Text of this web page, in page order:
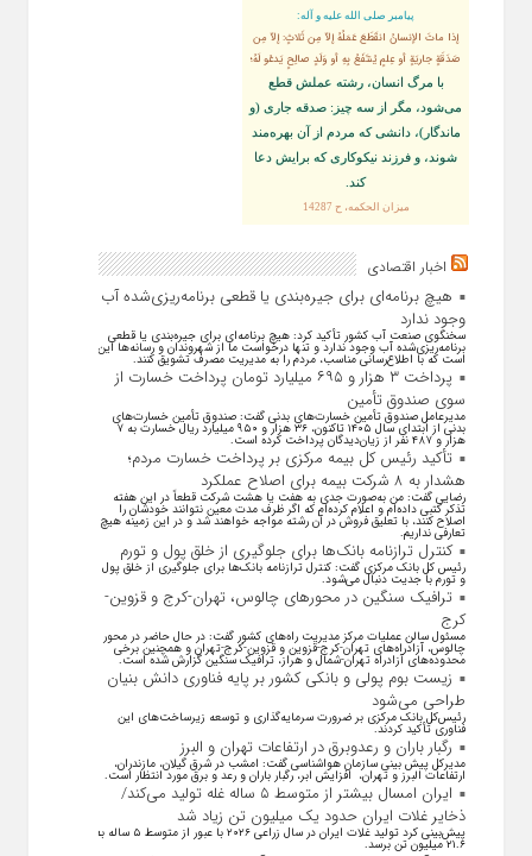
پيامبر صلى‏ الله‏ عليه ‏و‏ آله:
إذا ماتَ الإنسانُ انقَطَعَ عَمَلُهُ إلاّ مِن ثَلاثٍ: إلاّ مِن
صَدَقَةٍ جاريَةٍ أو عِلمٍ يُنتَفَعُ بِهِ أو وَلَدٍ صالِحٍ يَدعُو لَهُ؛
با مرگ انسان، رشته عملش قطع
مى‌شود، مگر از سه چيز: صدقه جارى (و
ماندگار)، دانشى كه مردم از آن بهره‏‌مند
شوند، و فرزند نيكوكارى كه برايش دعا
كند.
ميزان الحكمه، ح 14287
اخبار اقتصادی
هیچ برنامه‌ای برای جیره‌بندی یا قطعی برنامه‌ریزی‌شده آب
وجود ندارد
سخنگوی صنعت آب کشور تأکید کرد: هیچ برنامه‌ای برای جیره‌بندی یا قطعی
برنامه‌ریزی‌شده آب وجود ندارد و تنها درخواست ما از شهروندان و رسانه‌ها این
است که با اطلاع‌رسانی مناسب، مردم را به مدیریت مصرف تشویق کنند.
پرداخت ۳ هزار و ۶۹۵ میلیارد تومان پرداخت خسارت از
سوی صندوق تأمین
مدیرعامل صندوق تأمین خسارت‌های بدنی گفت: صندوق تأمین خسارت‌های
بدنی از ابتدای سال ۱۴۰۵ تاکنون، ۳۶ هزار و ۹۵۰ میلیارد ریال خسارت به ۷
هزار و ۴۸۷ نفر از زیان‌دیدگان پرداخت کرده است.
تأکید رئیس کل بیمه مرکزی بر پرداخت خسارت مردم؛
هشدار به ۸ شرکت‌ بیمه برای اصلاح عملکرد
رضایی گفت: من به‌صورت جدی به هفت یا هشت شرکت قطعاً در این هفته
تذکر کتبی داده‌ام و اعلام کرده‌ام که اگر ظرف مدت معین نتوانند خودشان را
اصلاح کنند، با تعلیق فروش در آن رشته مواجه خواهند شد و در این زمینه هیچ
تعارفی نداریم.
کنترل ترازنامه بانک‌ها برای جلوگیری از خلق پول و تورم
رئیس کل بانک مرکزی گفت: کنترل ترازنامه بانک‌ها برای جلوگیری از خلق پول
و تورم با جدیت دنبال می‌شود.
ترافیک سنگین در محورهای چالوس، تهران-کرج و قزوین-
کرج
مسئول سالن عملیات مرکز مدیریت راه‌های کشور گفت: در حال حاضر در محور
چالوس، آزادراه‌های تهران-کرج-قزوین و قزوین-کرج-تهران و همچنین برخی
محدوده‌های آزادراه تهران-شمال و هراز، ترافیک سنگین گزارش شده است.
زیست بوم پولی و بانکی کشور بر پایه فناوری دانش بنیان
طراحی می‌شود
رئیس‌کل بانک مرکزی بر ضرورت سرمایه‌گذاری و توسعه زیرساخت‌های این
فناوری تأکید کردند.
رگبار باران و رعدوبرق در ارتفاعات تهران و البرز
مدیرکل پیش بینی سازمان هواشناسی گفت: امشب در شرق گیلان، مازندران،
ارتفاعات البرز و تهران، افزایش ابر، رگبار باران و رعد و برق مورد انتظار است.
ایران امسال بیشتر از متوسط ۵ ساله غله تولید می‌کند/
ذخایر غلات ایران حدود یک میلیون تن زیاد شد
پیش‌بینی کرد تولید غلات ایران در سال زراعی ۲۰۲۶ با عبور از متوسط ۵ ساله به
۲۱.۶ میلیون تن برسد.